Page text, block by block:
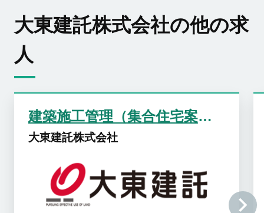
大東建託株式会社の他の求
人
建築施工管理（集合住宅案件中心）
大東建託株式会社